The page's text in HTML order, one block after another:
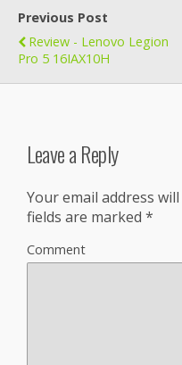
Previous Post
Review - Lenovo Legion
Pro 5 16IAX10H
Leave a Reply
Your email address
fields are marked *
Comment